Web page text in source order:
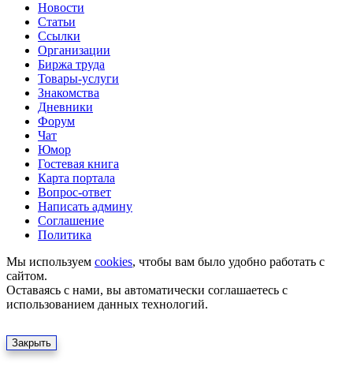
Новости
Статьи
Ссылки
Организации
Биржа труда
Товары-услуги
Знакомства
Дневники
Форум
Чат
Юмор
Гостевая книга
Карта портала
Вопрос-ответ
Написать админу
Соглашение
Политика
Мы используем cookies, чтобы вам было удобно работать с
сайтом.
Оставаясь с нами, вы автоматически соглашаетесь с
использованием данных технологий.